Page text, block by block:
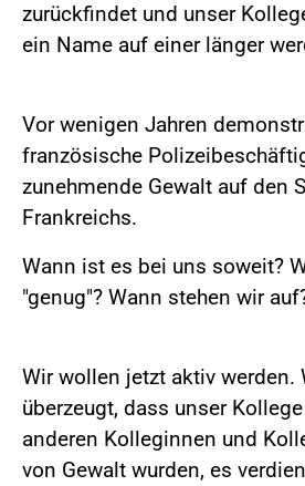
zurückfindet und unser
ein Name auf einer länger
Vor wenigen Jahren
französische
zunehmende Gewalt auf den
Frankreichs.
Wann ist es bei uns soweit?
"genug"? Wann stehen wir
Wir wollen jetzt aktiv werden.
überzeugt, dass unser
anderen Kolleginnen und
von Gewalt wurden, es